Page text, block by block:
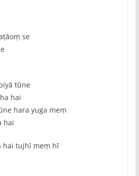
se
tūne
hai
hara yuga meṃ
hai
hai tujhī meṃ hī